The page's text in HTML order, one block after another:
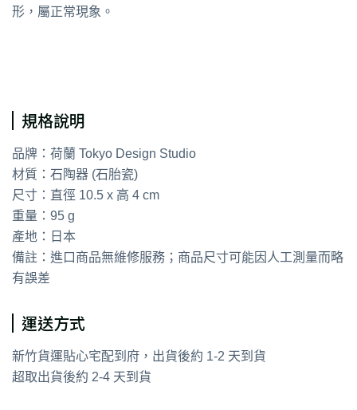
形，屬正常現象。
規格說明
品牌：荷蘭 Tokyo Design Studio
材質：石陶器 (石胎瓷)
尺寸：直徑 10.5 x 高 4 cm
重量：95 g
產地：日本
備註：進口商品無維修服務；商品尺寸可能因人工測量而略
有誤差
運送方式
新竹貨運貼心宅配到府，出貨後約 1-2 天到貨
超取出貨後約 2-4 天到貨